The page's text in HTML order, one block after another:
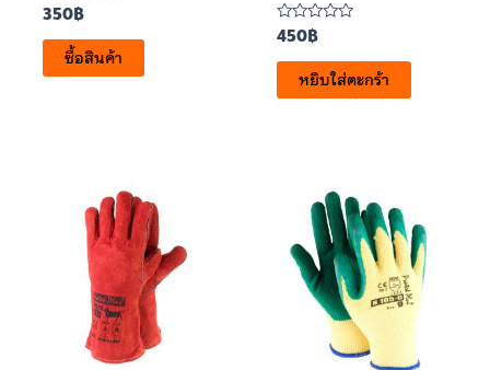
ให้
คะแนน
0
ตั้งแต่
350฿
ซื้อสินค้า
ให้
คะแนน
0
ตั้งแต่
450฿
หยิบใส่ตะกร้า